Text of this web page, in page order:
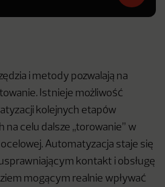
i metody pozwalają na
Istnieje możliwość
kolejnych etapów
na celu dalsze „torowanie” w
Automatyzacja staje się
kontakt i obsługę
mogącym realnie wpływać